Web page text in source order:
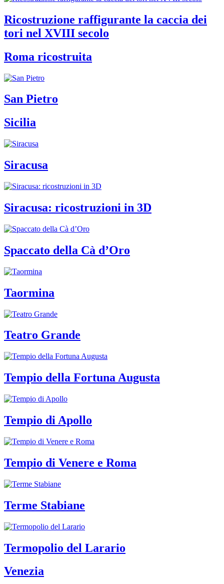
Ricostruzione raffigurante la caccia dei
tori nel XVIII secolo
Roma ricostruita
San Pietro
Sicilia
Siracusa
Siracusa: ricostruzioni in 3D
Spaccato della Cà d’Oro
Taormina
Teatro Grande
Tempio della Fortuna Augusta
Tempio di Apollo
Tempio di Venere e Roma
Terme Stabiane
Termopolio del Larario
Venezia